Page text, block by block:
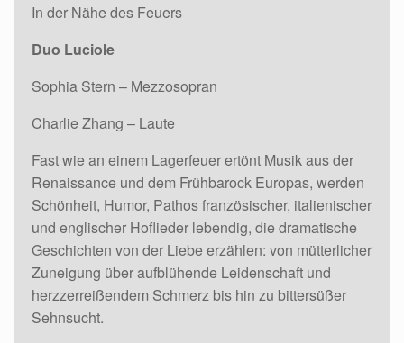
In der Nähe des Feuers
Duo Luciole
Sophia Stern – Mezzosopran
Charlie Zhang – Laute
Fast wie an einem Lagerfeuer ertönt Musik aus der
Renaissance und dem Frühbarock Europas, werden
Schönheit, Humor, Pathos französischer, italienischer
und englischer Hoflieder lebendig, die dramatische
Geschichten von der Liebe erzählen: von mütterlicher
Zuneigung über aufblühende Leidenschaft und
herzzerreißendem Schmerz bis hin zu bittersüßer
Sehnsucht.